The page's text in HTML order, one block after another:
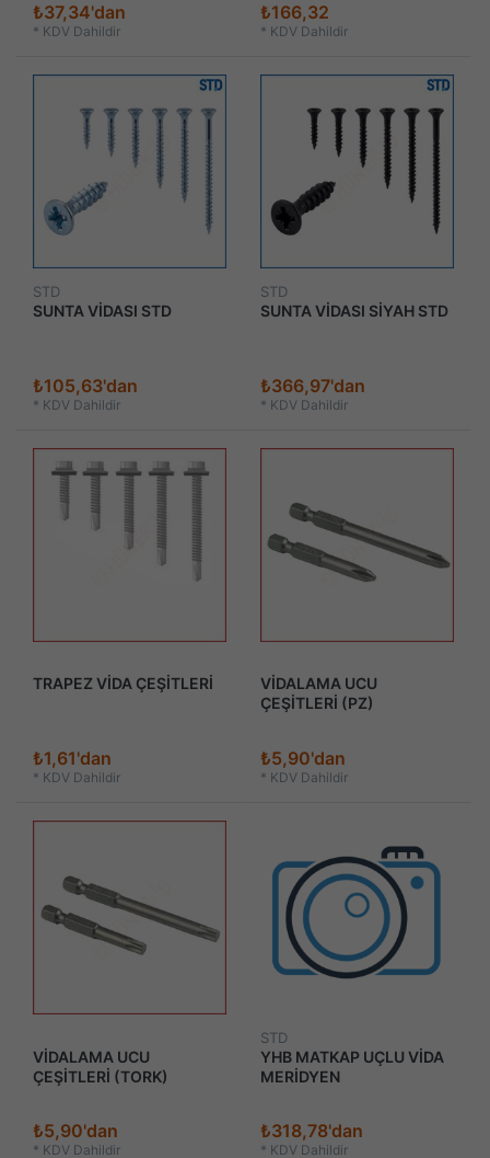
₺37,34'dan
* KDV Dahildir
₺166,32
* KDV Dahildir
STD
SUNTA VİDASI STD
₺105,63'dan
* KDV Dahildir
STD
SUNTA VİDASI SİYAH STD
₺366,97'dan
* KDV Dahildir
TRAPEZ VİDA ÇEŞİTLERİ
₺1,61'dan
* KDV Dahildir
VİDALAMA UCU
ÇEŞİTLERİ (PZ)
₺5,90'dan
* KDV Dahildir
VİDALAMA UCU
ÇEŞİTLERİ (TORK)
₺5,90'dan
* KDV Dahildir
STD
YHB MATKAP UÇLU VİDA
MERİDYEN
₺318,78'dan
* KDV Dahildir